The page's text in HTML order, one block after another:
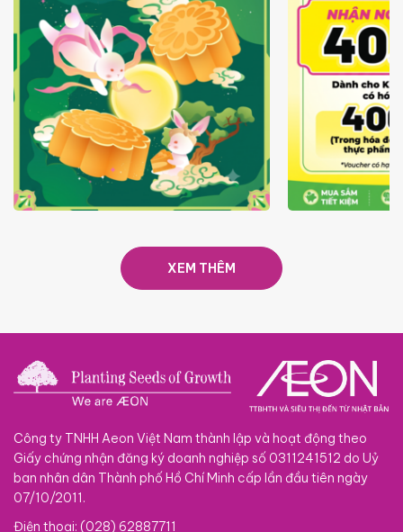
TRAO TẾT TRĂNG TRÒN GẮN
GIÁ LUÔN
XEM THÊM
Công ty TNHH Aeon Việt Nam thành lập và hoạt động theo
Giấy chứng nhận đăng ký doanh nghiệp số 0311241512 do Uỷ
ban nhân dân Thành phố Hồ Chí Minh cấp lần đầu tiên ngày
07/10/2011.
Điện thoại: (028) 62887711